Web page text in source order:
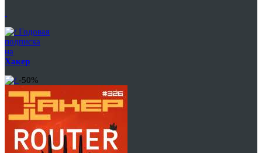
Годовая
подписка
на
Хакер
-50%